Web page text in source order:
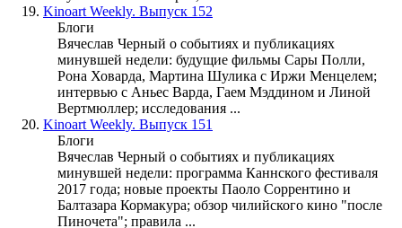
19. Kinoart Weekly. Выпуск 152
Блоги
Вячеслав Черный о событиях и публикациях
минувшей недели: будущие фильмы Сары Полли,
Рона Ховарда, Мартина Шулика с Иржи Менцелем;
интервью с Аньес Варда, Гаем Мэддином и Линой
Вертмюллер; исследования ...
20. Kinoart Weekly. Выпуск 151
Блоги
Вячеслав Черный о событиях и публикациях
минувшей недели: программа Каннского фестиваля
2017 года; новые проекты Паоло Соррентино и
Балтазара Кормакура; обзор чилийского кино "после
Пиночета"; правила ...